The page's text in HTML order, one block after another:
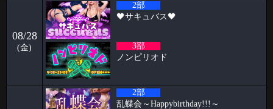
2026-04-01
🥳3月女子抽選🥳
🦋🉐女性様特典🉐🦋 🤩3月の抽選結果🤩 1等 13636 2等 13972 3等 1
2026-03-30
初めての全裸露出オナニー ケイタブログ
いつもお世話になっております🦋 ハプニングバーのスタッフをしており
ます🦋ケイタです！！
08/28
(金)
2部
🖤サキュバス🖤
3部
ノンピリオド
2部
乱蝶会～Happybirthday!!!～